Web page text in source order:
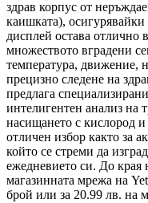
здрав корпус от
каишката),
дисплей остава отлично
множеството вградени
температура, движение,
прецизно следене на
предлага
интелигентен анализ на
насищането с кислород и
отличен избор както за
който се стреми да
ежедневието си. До края
магазинната мрежа на
брой или за 20.99 лв. на